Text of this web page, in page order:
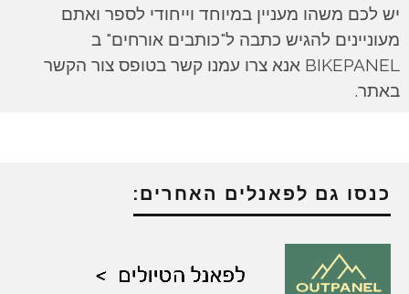
יש לכם משהו מעניין במיוחד וייחודי לספר ואתם
מעוניינים להגיש כתבה ל"כותבים אורחים" ב
BIKEPANEL אנא צרו עמנו קשר בטופס צור הקשר
באתר.
כנסו גם לפאנלים האחרים: